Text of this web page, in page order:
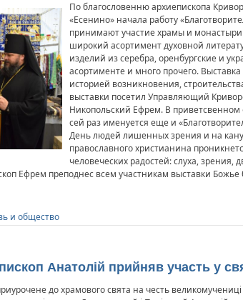
По благословенню архиепископа
«Есенино» начала работу
принимают участие храмы и
широкий асортимент духовной
изделий из серебра, оренбургские и
асортименте и много прочего.
историей возникновения,
выставки посетил Управляющий
Никопольский Ефрем. В
сей раз именуется еще и
День людей лишенных зрения и на
православного христианина
человеческих радостей: слуха,
Ефрем преподнес всем участникам выставки Божье
и общество
Анатолій прийняв участь у
до храмового свята на честь